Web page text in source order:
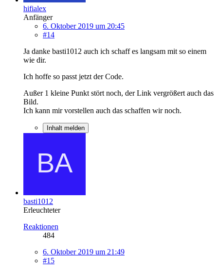
hifialex
Anfänger
6. Oktober 2019 um 20:45
#14
Ja danke basti1012 auch ich schaff es langsam mit so einem
wie dir.
Ich hoffe so passt jetzt der Code.
Außer 1 kleine Punkt stört noch, der Link vergrößert auch das
Bild.
Ich kann mir vorstellen auch das schaffen wir noch.
Inhalt melden
basti1012
Erleuchteter
Reaktionen
484
6. Oktober 2019 um 21:49
#15